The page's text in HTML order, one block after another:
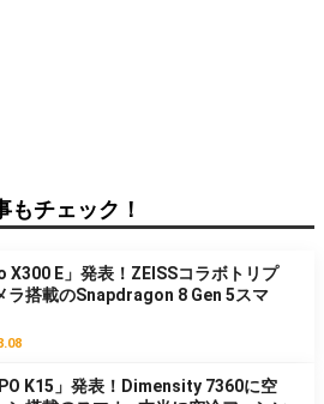
もチェック！
X300 E」発表！ZEISSコラボトリプ
ラ搭載のSnapdragon 8 Gen 5スマ
K15」発表！Dimensity 7360に空